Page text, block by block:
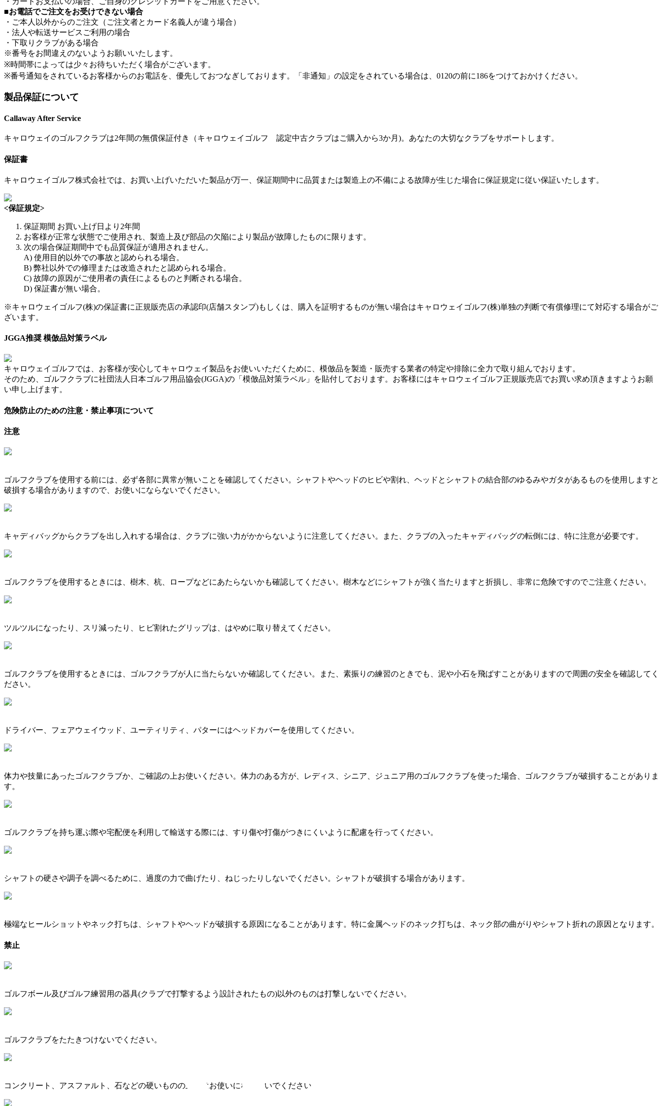
■お電話でご注文をお受けできない場合
・ご本人以外からのご注文（ご注文者とカード名義人が違う場合）
・法人や転送サービスご利用の場合
・下取りクラブがある場合
※番号をお間違えのないようお願いいたします。
※時間帯によっては少々お待ちいただく場合がございます。
※番号通知をされているお客様からのお電話を、優先しておつなぎしております。「非通知」の設定をされている場合は、0120の前に186をつけておかけください。
製品保証について
Callaway After Service
キャロウェイのゴルフクラブは2年間の無償保証付き（キャロウェイゴルフ 認定中古クラブはご購入から3か月)。あなたの大切なクラブをサポートします。
保証書
キャロウェイゴルフ株式会社では、お買い上げいただいた製品が万一、保証期間中に品質または製造上の不備による故障が生じた場合に保証規定に従い保証いたします。
<保証規定>
保証期間 お買い上げ日より2年間
お客様が正常な状態でご使用され、製造上及び部品の欠陥により製品が故障したものに限ります。
次の場合保証期間中でも品質保証が適用されません。
A) 使用目的以外での事故と認められる場合。
B) 弊社以外での修理または改造されたと認められる場合。
C) 故障の原因がご使用者の責任によるものと判断される場合。
D) 保証書が無い場合。
※キャロウェイゴルフ(株)の保証書に正規販売店の承認印(店舗スタンプ)もしくは、購入を証明するものが無い場合はキャロウェイゴルフ(株)単独の判断で有償修理にて対応する場合がご
ざいます。
JGGA推奨 模倣品対策ラベル
キャロウェイゴルフでは、お客様が安心してキャロウェイ製品をお使いいただくために、模倣品を製造・販売する業者の特定や排除に全力で取り組んでおります。
そのため、ゴルフクラブに社団法人日本ゴルフ用品協会(JGGA)の「模倣品対策ラベル」を貼付しております。お客様にはキャロウェイゴルフ正規販売店でお買い求め頂きますようお願
い申し上げます。
危険防止のための注意・禁止事項について
注意
ゴルフクラブを使用する前には、必ず各部に異常が無いことを確認してください。シャフトやヘッドのヒビや割れ、ヘッドとシャフトの結合部のゆるみやガタがあるものを使用しますと
破損する場合がありますので、お使いにならないでください。
キャディバッグからクラブを出し入れする場合は、クラブに強い力がかからないように注意してください。また、クラブの入ったキャディバッグの転倒には、特に注意が必要です。
ゴルフクラブを使用するときには、樹木、杭、ロープなどにあたらないかも確認してください。樹木などにシャフトが強く当たりますと折損し、非常に危険ですのでご注意ください。
ツルツルになったり、スリ減ったり、ヒビ割れたグリップは、はやめに取り替えてください。
ゴルフクラブを使用するときには、ゴルフクラブが人に当たらないか確認してください。また、素振りの練習のときでも、泥や小石を飛ばすことがありますので周囲の安全を確認してく
ださい。
ドライバー、フェアウェイウッド、ユーティリティ、パターにはヘッドカバーを使用してください。
体力や技量にあったゴルフクラブか、ご確認の上お使いください。体力のある方が、レディス、シニア、ジュニア用のゴルフクラブを使った場合、ゴルフクラブが破損することがありま
す。
ゴルフクラブを持ち運ぶ際や宅配便を利用して輸送する際には、すり傷や打傷がつきにくいように配慮を行ってください。
シャフトの硬さや調子を調べるために、過度の力で曲げたり、ねじったりしないでください。シャフトが破損する場合があります。
極端なヒールショットやネック打ちは、シャフトやヘッドが破損する原因になることがあります。特に金属ヘッドのネック打ちは、ネック部の曲がりやシャフト折れの原因となります。
禁止
ゴルフボール及びゴルフ練習用の器具(クラブで打撃するよう設計されたもの)以外のものは打撃しないでください。
ゴルフクラブをたたきつけないでください。
コンクリート、アスファルト、石などの硬いものの上ではお使いにならないでください。